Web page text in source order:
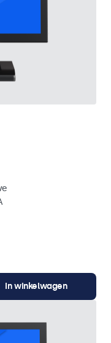
In winkelwagen